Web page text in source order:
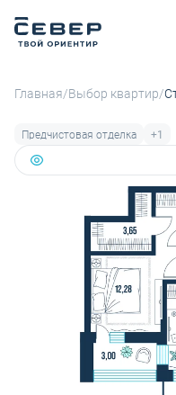
Главная/Выбор квартир/
Предчистовая отделка
+1